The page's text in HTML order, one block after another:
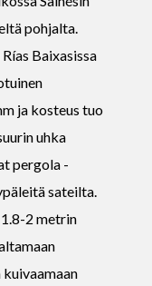
pohjalta.
Baixasissa
ja kosteus tuo
uhka
pergola -
sateilta.
2 metrin